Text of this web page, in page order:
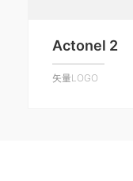
Actonel 2
矢量LOGO